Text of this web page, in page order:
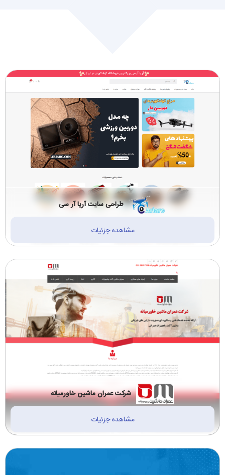
مجله (2)
کالای دیجیتال،موبایل و
تبلت (5)
بازرگانی (3)
تجهیزات و صنعتی
(24)
چاپ,انتشارات,تبلیغات
وبسته بندی (2)
(6)
وویزا (2)
کافی‌شاپ و رستوران
ماشین‌آلات صنعتی
ساختمانی پیمانکاری
دکوراسیون (14)
سازمان ها و دانشگاه
ها (1)
مالی، حسابداری، بیمه
(1)
نیروگاه و پتروشیمی
(3)
خودرو و لوازم خودرو
(2)
آموزشی و مشاوره
(13)
لوازم التحریر و نوشت
افزار (1)
طراحی سایت آریا آر سی
مشاهده جزئیات
شرکت عمران ماشین خاورمیانه
مشاهده جزئیات